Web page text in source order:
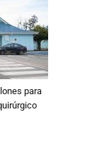
para